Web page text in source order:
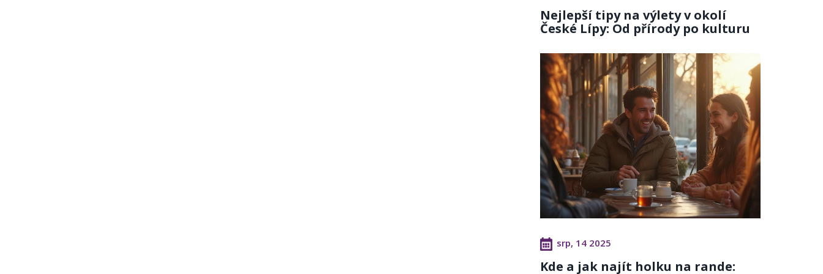
Nejlepší tipy na výlety v okolí
České Lípy: Od přírody po kulturu
srp, 14 2025
Kde a jak najít holku na rande: